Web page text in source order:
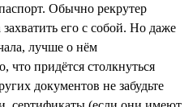
Обычно рекрутер
его с собой. Но даже
лучше о нём
что придётся столкнуться
документов не забудьте